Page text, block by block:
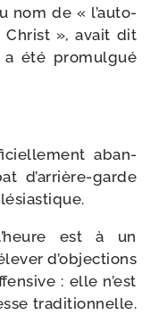
nom de « l’au­to­
», avait dit
été pro­mul­gué
aban­
d’arrière-​garde
est à un
d’ob­jec­tions
: elle n’est
tra­di­tion­nelle.